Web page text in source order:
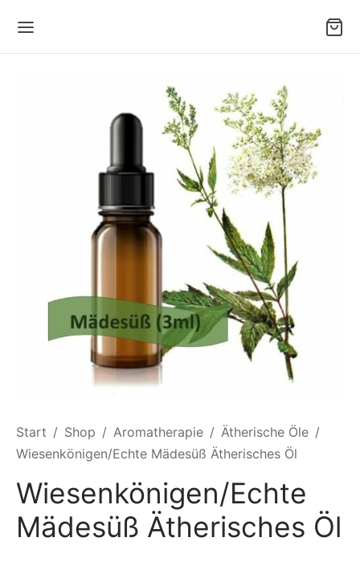
Start / Shop / Aromatherapie / Ätherische Öle /
Wiesenkönigen/Echte Mädesüß Ätherisches Öl
Wiesenkönigen/Echte
Mädesüß Ätherisches Öl